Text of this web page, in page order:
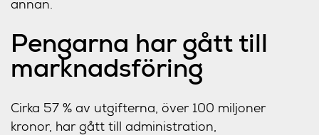
annan.
Pengarna har gått till
marknadsföring
Cirka 57 % av utgifterna, över 100 miljoner
kronor, har gått till administration,